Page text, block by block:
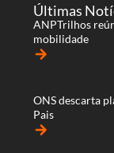
Últimas
ANPTrilhos
mobilidade
arrow_forward
ONS descarta
Pais
arrow_forward